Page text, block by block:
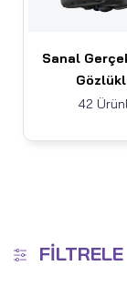
Sanal
42
FILTRELE